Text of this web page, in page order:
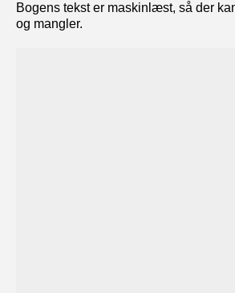
Bogens tekst er maskinlæst, så der
og mangler.